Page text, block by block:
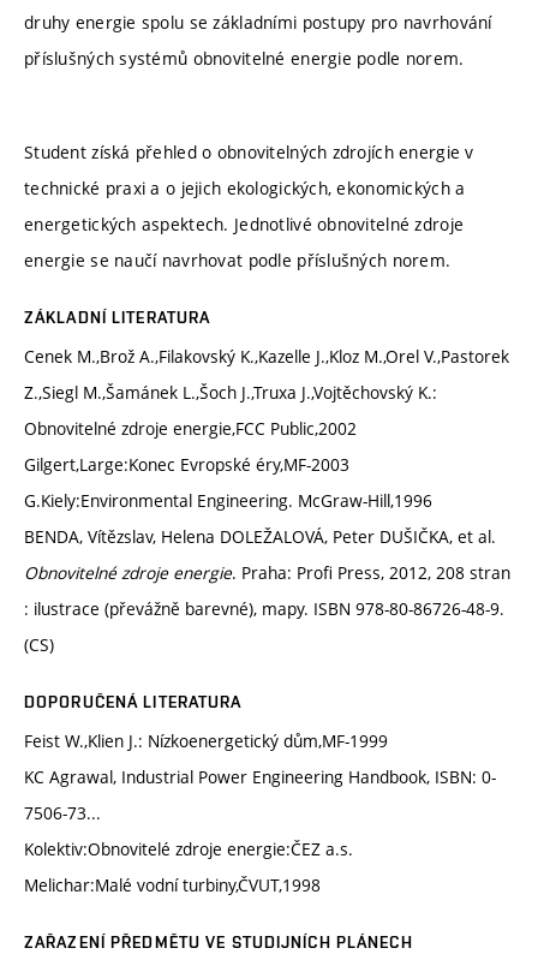
druhy energie spolu se základními postupy pro navrhování
příslušných systémů obnovitelné energie podle norem.
Student získá přehled o obnovitelných zdrojích energie v
technické praxi a o jejich ekologických, ekonomických a
energetických aspektech. Jednotlivé obnovitelné zdroje
energie se naučí navrhovat podle příslušných norem.
ZÁKLADNÍ LITERATURA
Cenek M.,Brož A.,Filakovský K.,Kazelle J.,Kloz M.,Orel V.,Pastorek
Z.,Siegl M.,Šamánek L.,Šoch J.,Truxa J.,Vojtěchovský K.:
Obnovitelné zdroje energie,FCC Public,2002
Gilgert,Large:Konec Evropské éry,MF-2003
G.Kiely:Environmental Engineering. McGraw-Hill,1996
BENDA, Vítězslav, Helena DOLEŽALOVÁ, Peter DUŠIČKA, et al.
Obnovitelné zdroje energie. Praha: Profi Press, 2012, 208 stran
: ilustrace (převážně barevné), mapy. ISBN 978-80-86726-48-9.
(CS)
DOPORUČENÁ LITERATURA
Feist W.,Klien J.: Nízkoenergetický dům,MF-1999
KC Agrawal, Industrial Power Engineering Handbook, ISBN: 0-
7506-73...
Kolektiv:Obnovitelé zdroje energie:ČEZ a.s.
Melichar:Malé vodní turbiny,ČVUT,1998
ZAŘAZENÍ PŘEDMĚTU VE STUDIJNÍCH PLÁNECH